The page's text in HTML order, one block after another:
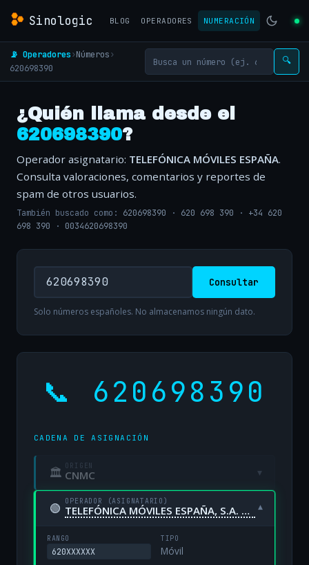
Sinologic BLOG OPERADORES NUMERACIÓN
📡 Operadores›Números›
620698390
🔍
¿Quién llama desde el
620698390?
Operador asignatario: TELEFÓNICA MÓVILES ESPAÑA.
Consulta valoraciones, comentarios y reportes de
spam de otros usuarios.
También buscado como: 620698390 · 620 698 390 · +34 620
698 390 · 0034620698390
Consultar
Solo números españoles. No almacenamos ningún dato.
📞 620698390
CADENA DE ASIGNACIÓN
🏛 ORIGEN
CNMC ▾
🟢 OPERADOR (ASIGNATARIO)
TELEFÓNICA MÓVILES ESPAÑA, S.A. UNIPERSONAL ▾
RANGO
620XXXXXX
TIPO
Móvil